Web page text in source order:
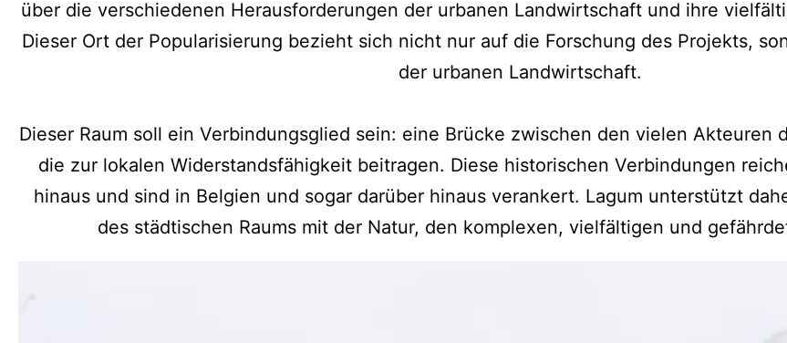
über die verschiedenen Herausforderungen der urbanen Landwirtschaft und ihre
Dieser Ort der Popularisierung bezieht sich nicht nur auf die Forschung des Projekts,
der urbanen Landwirtschaft.
Dieser Raum soll ein Verbindungsglied sein: eine Brücke zwischen den vielen Akteuren
die zur lokalen Widerstandsfähigkeit beitragen. Diese historischen Verbindungen
hinaus und sind in Belgien und sogar darüber hinaus verankert. Lagum unterstützt
des städtischen Raums mit der Natur, den komplexen, vielfältigen und